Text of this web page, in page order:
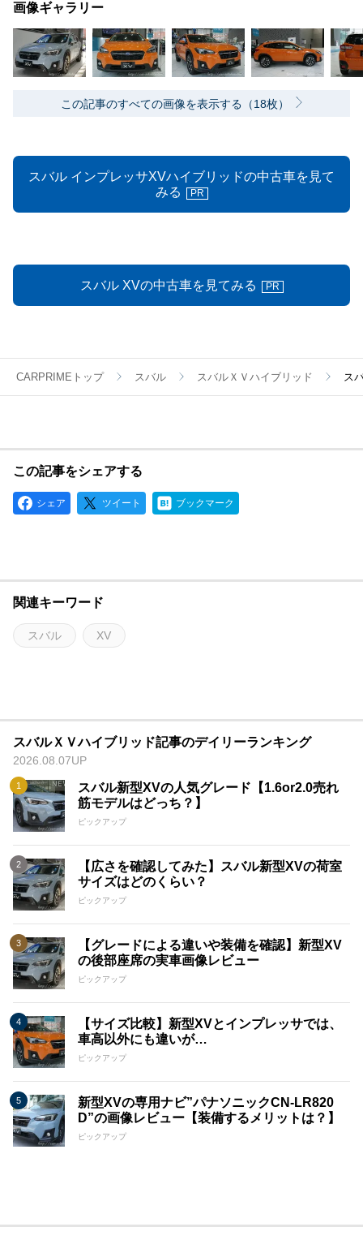
画像ギャラリー
この記事のすべての画像を表示する（18枚）
スバル インプレッサXVハイブリッドの中古車を見て
みる
PR
スバル XVの中古車を見てみる PR
CARPRIMEトップ スバル スバルＸＶハイブリッド ス
この記事をシェアする
シェア ツイート ブックマーク
関連キーワード
スバル XV
スバルＸＶハイブリッド記事のデイリーランキング
2026.08.07UP
スバル新型XVの人気グレード【1.6or2.0売れ
筋モデルはどっち？】
ピックアップ
【広さを確認してみた】スバル新型XVの荷室
サイズはどのくらい？
ピックアップ
【グレードによる違いや装備を確認】新型XV
の後部座席の実車画像レビュー
ピックアップ
【サイズ比較】新型XVとインプレッサでは、
車高以外にも違いが…
ピックアップ
新型XVの専用ナビ”パナソニックCN-LR820
D”の画像レビュー【装備するメリットは？】
ピックアップ